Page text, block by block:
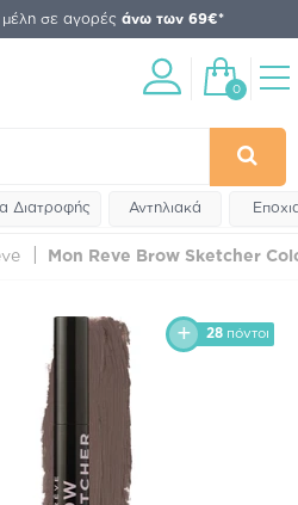
σε αγορές άνω των 69€*
0
Διατροφής Αντηλιακά
Mon Reve Brow Sketcher
28 πόντοι